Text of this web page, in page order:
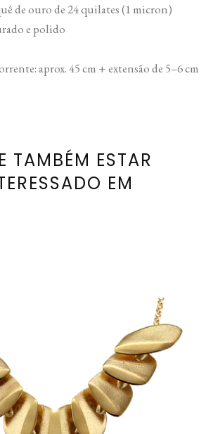
de ouro de 24 quilates (1 micron)
e polido
aprox. 45 cm + extensão de 5–6 cm
TAMBÉM ESTAR
EM